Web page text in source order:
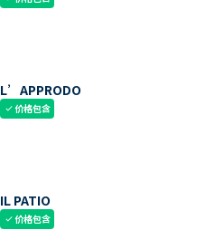
L’APPRODO
check价格包含
IL PATIO
check价格包含